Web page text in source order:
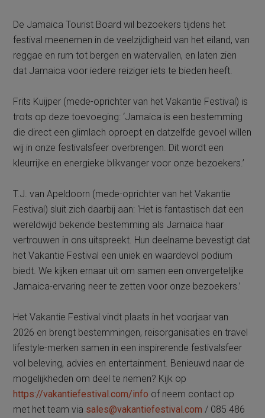
De Jamaica Tourist Board wil bezoekers tijdens het
festival meenemen in de veelzijdigheid van het eiland, van
reggae en rum tot bergen en watervallen, en laten zien
dat Jamaica voor iedere reiziger iets te bieden heeft.
Frits Kuijper (mede-oprichter van het Vakantie Festival) is
trots op deze toevoeging: ‘Jamaica is een bestemming
die direct een glimlach oproept en datzelfde gevoel willen
wij in onze festivalsfeer overbrengen. Dit wordt een
kleurrijke en energieke blikvanger voor onze bezoekers.’
T.J. van Apeldoorn (mede-oprichter van het Vakantie
Festival) sluit zich daarbij aan: ‘Het is fantastisch dat een
wereldwijd bekende bestemming als Jamaica haar
vertrouwen in ons uitspreekt. Hun deelname bevestigt dat
het Vakantie Festival een uniek en waardevol podium
biedt. We kijken ernaar uit om samen een onvergetelijke
Jamaica-ervaring neer te zetten voor onze bezoekers.’
Het Vakantie Festival vindt plaats in het voorjaar van
2026 en brengt bestemmingen, reisorganisaties en travel
lifestyle-merken samen in een inspirerende festivalsfeer
vol beleving, advies en entertainment. Benieuwd naar de
mogelijkheden om deel te nemen? Kijk op
https://vakantiefestival.com/info of neem contact op
met het team via sales@vakantiefestival.com / 085 486